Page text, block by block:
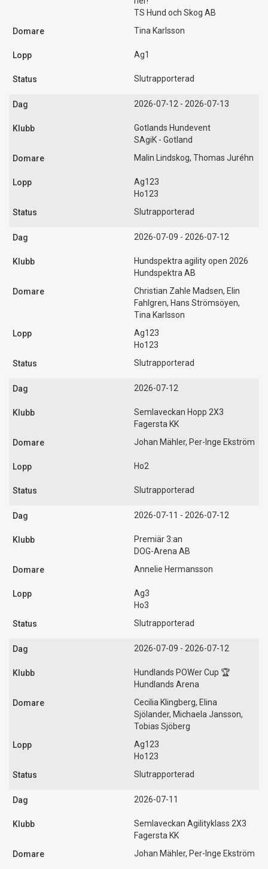
TS Hund och Skog AB
Tina Karlsson
Ag1
Slutrapporterad
2026-07-12 - 2026-07-13
Gotlands Hundevent
SAgiK - Gotland
Malin Lindskog, Thomas Juréhn
Ag123
Ho123
Slutrapporterad
2026-07-09 - 2026-07-12
Hundspektra agility open 2026
Hundspektra AB
Christian Zahle Madsen, Elin
Fahlgren, Hans Strömsöyen,
Tina Karlsson
Ag123
Ho123
Slutrapporterad
2026-07-12
Semlaveckan Hopp 2X3
Fagersta KK
Johan Mähler, Per-Inge Ekström
Ho2
Slutrapporterad
2026-07-11 - 2026-07-12
Premiär 3:an
DOG-Arena AB
Annelie Hermansson
Ag3
Ho3
Slutrapporterad
2026-07-09 - 2026-07-12
Hundlands POWer Cup 🏆
Hundlands Arena
Cecilia Klingberg, Elina
Sjölander, Michaela Jansson,
Tobias Sjöberg
Ag123
Ho123
Slutrapporterad
2026-07-11
Semlaveckan Agilityklass 2X3
Fagersta KK
Johan Mähler, Per-Inge Ekström